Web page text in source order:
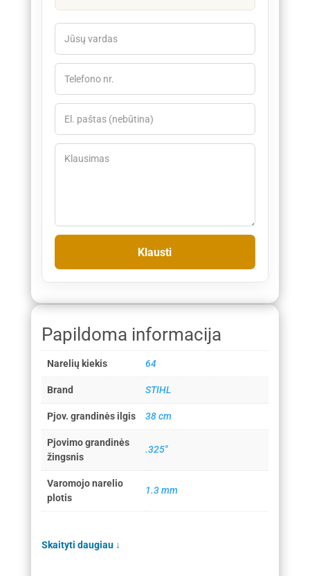
Papildoma informacija
Narelių kiekis 64
Brand STIHL
Pjov. grandinės ilgis 38 cm
Pjovimo grandinės
žingsnis
.325"
Varomojo narelio
plotis
1.3 mm
Skaityti daugiau ↓